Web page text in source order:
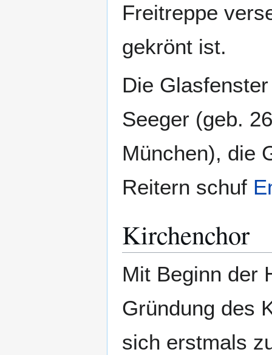
Freitreppe
gekrönt ist.
Die
Seeger (geb.
München), die
Reitern schuf
Kirchenchor
Mit Beginn der
Gründung des
sich erstmals